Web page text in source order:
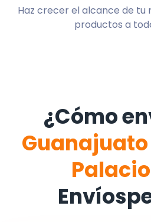
Haz crecer el alcance de tu
productos a
¿Cómo
Guanajuato
Palacio